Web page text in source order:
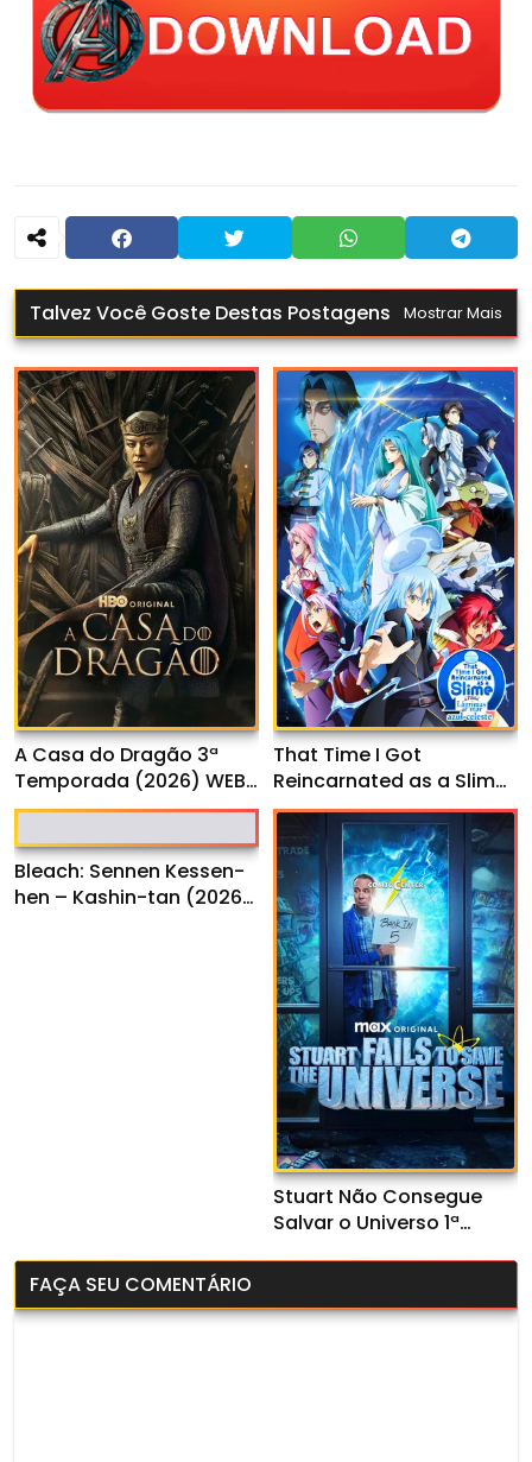
Talvez Você Goste Destas Postagens Mostrar Mais
A Casa do Dragão 3ª
Temporada (2026) WEB-
DL 1080p Dual Áudio
That Time I Got
Reincarnated as a Slime
o Filme: Lágrimas do mar
azul-celeste (2026)
WEB-DL 1080p Dual Áudio
Bleach: Sennen Kessen-
hen – Kashin-tan (2026)
Stuart Não Consegue
Salvar o Universo 1ª
FAÇA SEU COMENTÁRIO